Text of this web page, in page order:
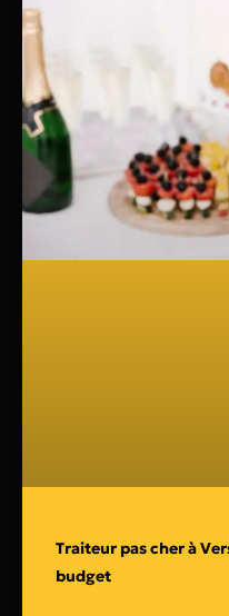
Traiteur pas cher à
budget